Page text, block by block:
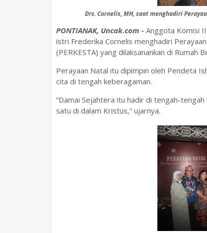
Drs. Cornelis, MH, saat menghadiri
PONTIANAK, Uncak.com - Anggota Komisi
istri Frederika Cornelis menghadiri
(PERKESTA) yang dilaksanankan di
Perayaan Natal itu dipimpin oleh Pendeta
cita di tengah keberagaman.
“Damai Sejahtera itu hadir di tengah-
satu di dalam Kristus,” ujarnya.